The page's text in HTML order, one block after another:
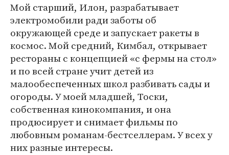
Мой старший, Илон, разрабатывает
электромобили ради заботы об
окружающей среде и запускает ракеты в
космос. Мой средний, Кимбал, открывает
рестораны с концепцией «с фермы на стол»
и по всей стране учит детей из
малообеспеченных школ разбивать сады и
огороды. У моей младшей, Тоски,
собственная кинокомпания, и она
продюсирует и снимает фильмы по
любовным романам-бестселлерам. У всех у
них разные интересы.